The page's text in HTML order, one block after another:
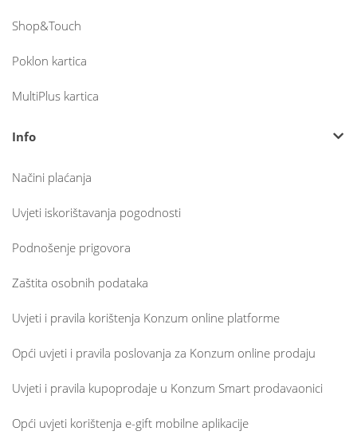
Shop&Touch
Poklon kartica
MultiPlus kartica
Info
Načini plaćanja
Uvjeti iskorištavanja pogodnosti
Podnošenje prigovora
Zaštita osobnih podataka
Uvjeti i pravila korištenja Konzum online platforme
Opći uvjeti i pravila poslovanja za Konzum online prodaju
Uvjeti i pravila kupoprodaje u Konzum Smart prodavaonici
Opći uvjeti korištenja e-gift mobilne aplikacije